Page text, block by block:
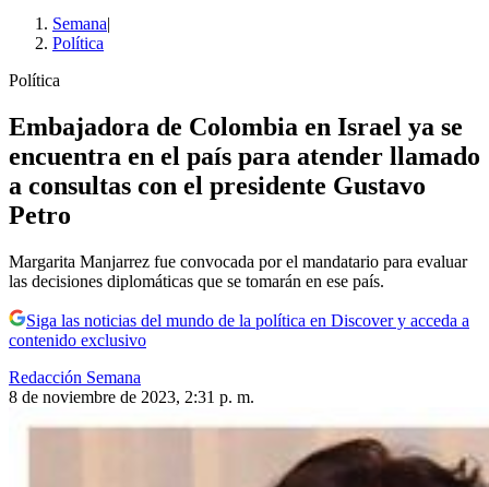
Semana|
Política
Política
Embajadora de Colombia en Israel ya se
encuentra en el país para atender llamado
a consultas con el presidente Gustavo
Petro
Margarita Manjarrez fue convocada por el mandatario para evaluar
las decisiones diplomáticas que se tomarán en ese país.
Siga las noticias del mundo de la política en Discover y acceda a
contenido exclusivo
Redacción Semana
8 de noviembre de 2023, 2:31 p. m.